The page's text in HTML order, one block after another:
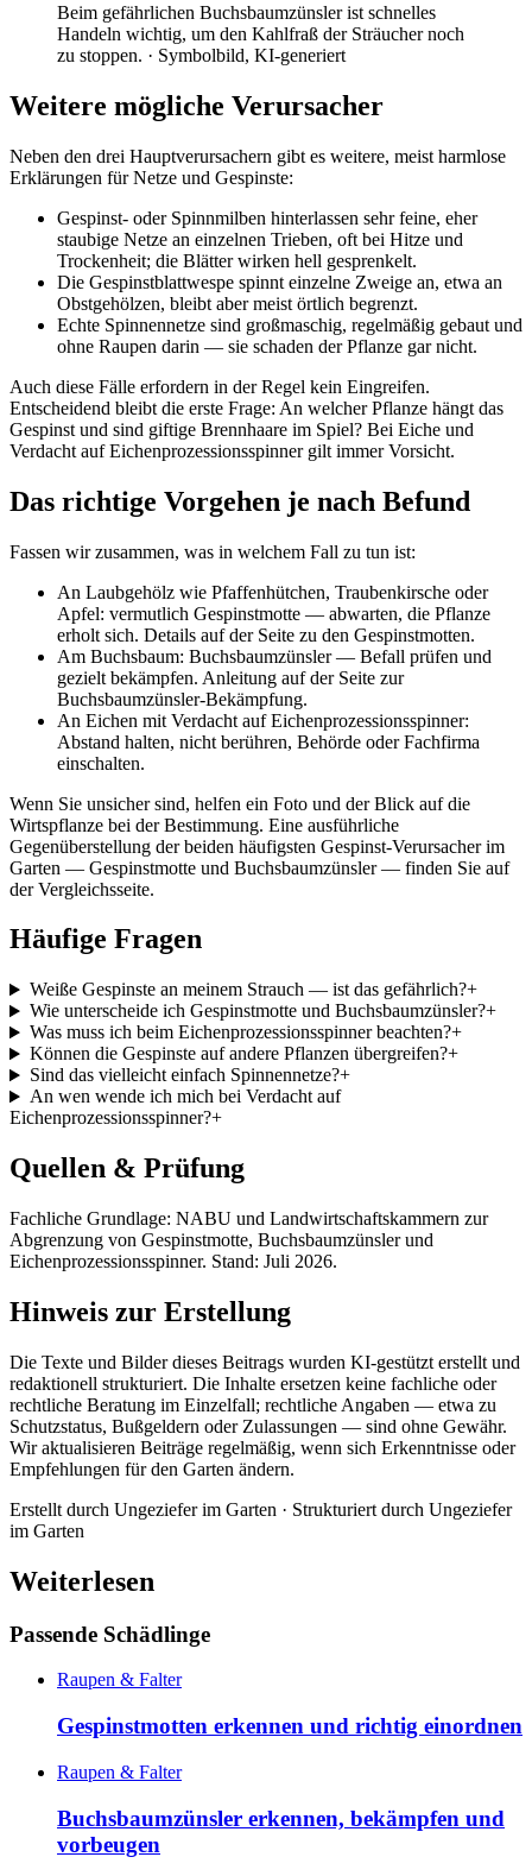
Beim gefährlichen Buchsbaumzünsler ist schnelles
Handeln wichtig, um den Kahlfraß der Sträucher noch
zu stoppen. · Symbolbild, KI-generiert
Weitere mögliche Verursacher
Neben den drei Hauptverursachern gibt es weitere, meist harmlose
Erklärungen für Netze und Gespinste:
Gespinst- oder Spinnmilben hinterlassen sehr feine, eher
staubige Netze an einzelnen Trieben, oft bei Hitze und
Trockenheit; die Blätter wirken hell gesprenkelt.
Die Gespinstblattwespe spinnt einzelne Zweige an, etwa an
Obstgehölzen, bleibt aber meist örtlich begrenzt.
Echte Spinnennetze sind großmaschig, regelmäßig gebaut und
ohne Raupen darin — sie schaden der Pflanze gar nicht.
Auch diese Fälle erfordern in der Regel kein Eingreifen.
Entscheidend bleibt die erste Frage: An welcher Pflanze hängt das
Gespinst und sind giftige Brennhaare im Spiel? Bei Eiche und
Verdacht auf Eichenprozessionsspinner gilt immer Vorsicht.
Das richtige Vorgehen je nach Befund
Fassen wir zusammen, was in welchem Fall zu tun ist:
An Laubgehölz wie Pfaffenhütchen, Traubenkirsche oder
Apfel: vermutlich Gespinstmotte — abwarten, die Pflanze
erholt sich. Details auf der Seite zu den Gespinstmotten.
Am Buchsbaum: Buchsbaumzünsler — Befall prüfen und
gezielt bekämpfen. Anleitung auf der Seite zur
Buchsbaumzünsler-Bekämpfung.
An Eichen mit Verdacht auf Eichenprozessionsspinner:
Abstand halten, nicht berühren, Behörde oder Fachfirma
einschalten.
Wenn Sie unsicher sind, helfen ein Foto und der Blick auf die
Wirtspflanze bei der Bestimmung. Eine ausführliche
Gegenüberstellung der beiden häufigsten Gespinst-Verursacher im
Garten — Gespinstmotte und Buchsbaumzünsler — finden Sie auf
der Vergleichsseite.
Häufige Fragen
Weiße Gespinste an meinem Strauch — ist das gefährlich?+
Wie unterscheide ich Gespinstmotte und Buchsbaumzünsler?+
Was muss ich beim Eichenprozessionsspinner beachten?+
Können die Gespinste auf andere Pflanzen übergreifen?+
Sind das vielleicht einfach Spinnennetze?+
An wen wende ich mich bei Verdacht auf
Eichenprozessionsspinner?+
Quellen & Prüfung
Fachliche Grundlage: NABU und Landwirtschaftskammern zur
Abgrenzung von Gespinstmotte, Buchsbaumzünsler und
Eichenprozessionsspinner. Stand: Juli 2026.
Hinweis zur Erstellung
Die Texte und Bilder dieses Beitrags wurden KI-gestützt erstellt und
redaktionell strukturiert. Die Inhalte ersetzen keine fachliche oder
rechtliche Beratung im Einzelfall; rechtliche Angaben — etwa zu
Schutzstatus, Bußgeldern oder Zulassungen — sind ohne Gewähr.
Wir aktualisieren Beiträge regelmäßig, wenn sich Erkenntnisse oder
Empfehlungen für den Garten ändern.
Erstellt durch Ungeziefer im Garten · Strukturiert durch Ungeziefer
im Garten
Weiterlesen
Passende Schädlinge
Raupen & Falter
Gespinstmotten erkennen und richtig einordnen
Raupen & Falter
Buchsbaumzünsler erkennen, bekämpfen und
vorbeugen